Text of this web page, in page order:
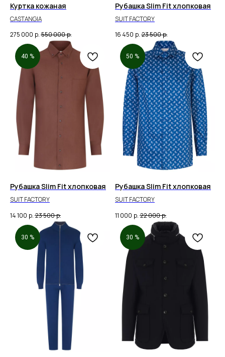
Куртка кожаная
CASTANGIA
275 000 р. 550 000р.
Рубашка Slim Fit хлопковая
SUIT FACTORY
16 450 р. 23 500р.
40 %
Рубашка Slim Fit хлопковая
SUIT FACTORY
14 100 р. 23 500р.
50 %
Рубашка Slim Fit хлопковая
SUIT FACTORY
11 000 р. 22 000р.
30 % 30 %